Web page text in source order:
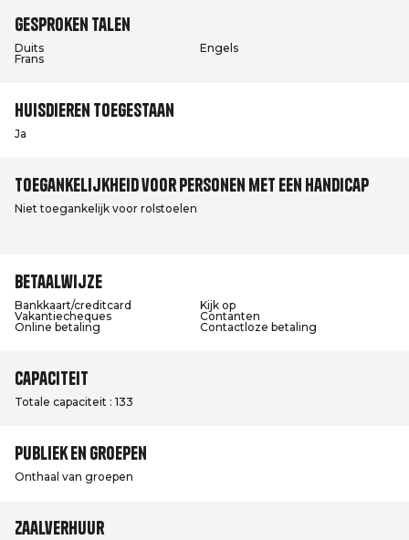
Gesproken talen
Duits
Engels
Frans
Huisdieren toegestaan
Ja
Toegankelijkheid voor personen met een handicap
Niet toegankelijk voor rolstoelen
Betaalwijze
Bankkaart/creditcard
Kijk op
Vakantiecheques
Contanten
Online betaling
Contactloze betaling
Capaciteit
Totale capaciteit : 133
Publiek en groepen
Onthaal van groepen
Zaalverhuur